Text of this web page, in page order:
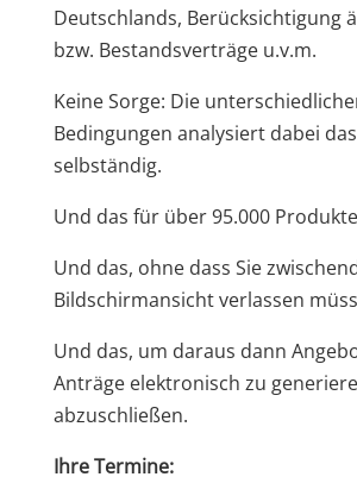
Deutschlands, Berücksichtigung
bzw. Bestandsverträge u.v.m.
Keine Sorge: Die
Bedingungen analysiert dabei
selbständig.
Und das für über 95.000
Und das, ohne dass Sie
Bildschirmansicht verlassen
Und das, um daraus dann
Anträge elektronisch zu
abzuschließen.
Ihre Termine: